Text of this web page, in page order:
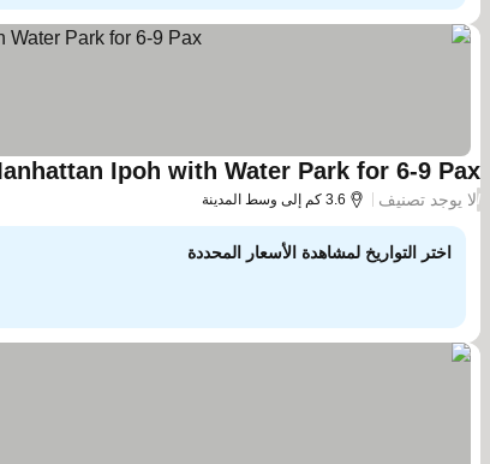
Ipoh with Water Park for 6-9 Pax
/لا يوجد تصنيف 3.6 كم إلى وسط المدينة
اختر التواريخ لمشاهدة الأسعار المحددة